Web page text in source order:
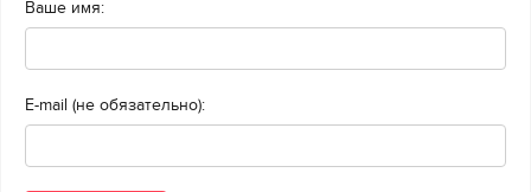
Ваше имя:
E-mail (не обязательно):